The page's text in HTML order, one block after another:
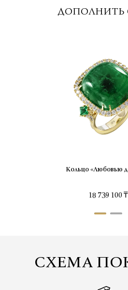
ДОПОЛНИТЬ
Кольцо «Любовью
18 739 100 ₸
СХЕМА